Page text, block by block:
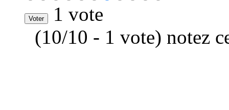
1 vote
(10/10 - 1 vote) notez